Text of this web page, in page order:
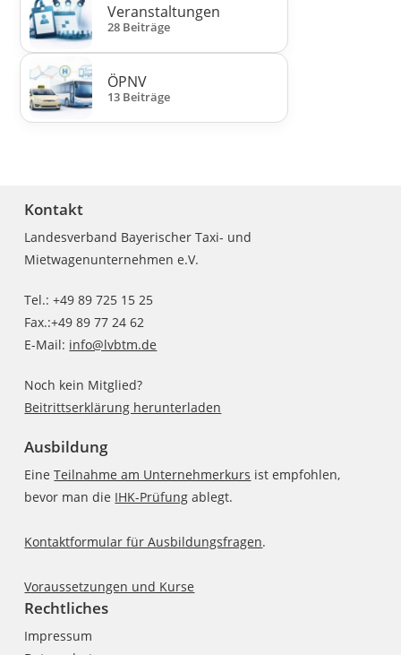
Veranstaltungen
28 Beiträge
ÖPNV
13 Beiträge
Kontakt
Landesverband Bayerischer Taxi- und
Mietwagenunternehmen e.V.
Tel.: +49 89 725 15 25
Fax.:+49 89 77 24 62
E-Mail: info@lvbtm.de
Noch kein Mitglied?
Beitrittserklärung herunterladen
Ausbildung
EineTeilnahme am Unternehmerkurs ist empfohlen,
bevor man die IHK-Prüfung ablegt.
Kontaktformular für Ausbildungsfragen.
Voraussetzungen und Kurse
Rechtliches
Impressum